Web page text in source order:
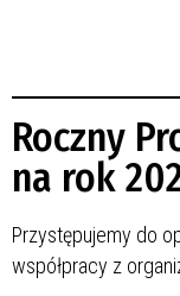
Roczny
na rok
Przystępujemy do
współpracy z